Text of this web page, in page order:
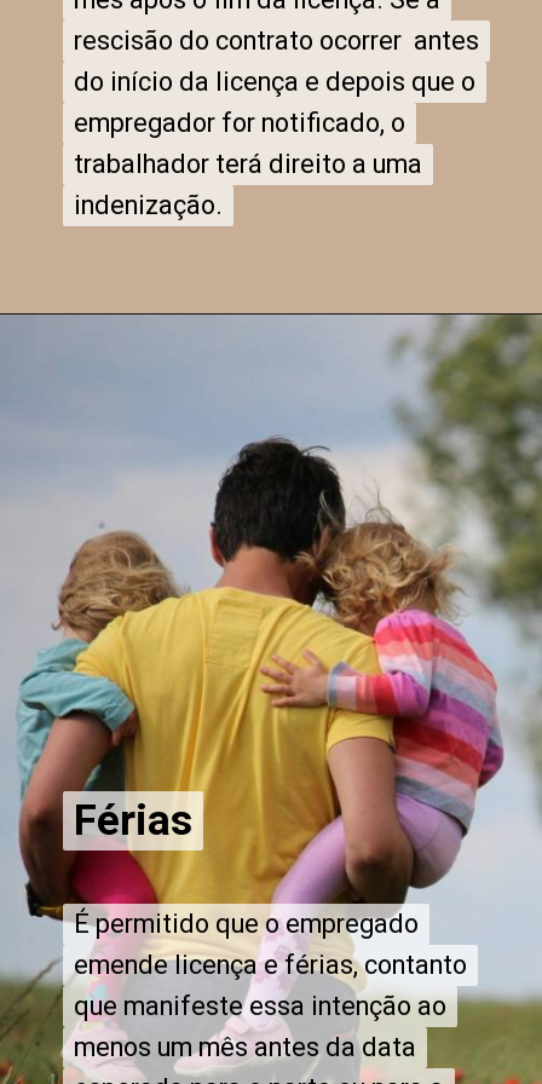
rescisão do contrato ocorrer antes
do início da licença e depois que o
empregador for notificado, o
trabalhador terá direito a uma
indenização.
rescisão do contrato ocorrer antes
do início da licença e depois que o
empregador for notificado, o
trabalhador terá direito a uma
indenização.
É permitido que o empregado
emende licença e férias, contanto
que manifeste essa intenção ao
menos um mês antes da data
É permitido que o empregado
emende licença e férias, contanto
que manifeste essa intenção ao
menos um mês antes da data
Férias
Férias